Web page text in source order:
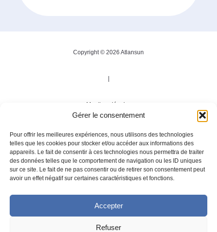
Gérer le consentement
Pour offrir les meilleures expériences, nous utilisons des technologies
telles que les cookies pour stocker et/ou accéder aux informations des
appareils. Le fait de consentir à ces technologies nous permettra de traiter
des données telles que le comportement de navigation ou les ID uniques
sur ce site. Le fait de ne pas consentir ou de retirer son consentement peut
avoir un effet négatif sur certaines caractéristiques et fonctions.
Accepter
Refuser
Copyright © 2026 Atlansun
Mentions légales
Politique de confidentialité
DéveloppementAgence Tool